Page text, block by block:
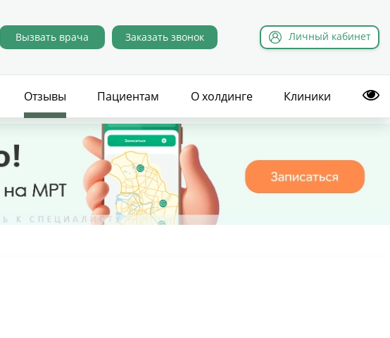
Вызвать врача Заказать звонок Личный кабинет
Отзывы Пациентам О холдинге Клиники